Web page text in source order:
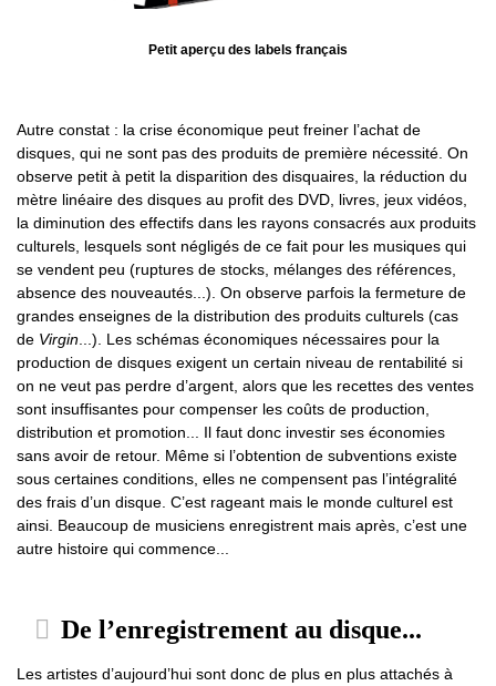
Petit aperçu des labels français
Autre constat : la crise économique peut freiner l’achat de
disques, qui ne sont pas des produits de première nécessité. On
observe petit à petit la disparition des disquaires, la réduction du
mètre linéaire des disques au profit des DVD, livres, jeux vidéos,
la diminution des effectifs dans les rayons consacrés aux produits
culturels, lesquels sont négligés de ce fait pour les musiques qui
se vendent peu (ruptures de stocks, mélanges des références,
absence des nouveautés...). On observe parfois la fermeture de
grandes enseignes de la distribution des produits culturels (cas
de Virgin ...). Les schémas économiques nécessaires pour la
production de disques exigent un certain niveau de rentabilité si
on ne veut pas perdre d’argent, alors que les recettes des ventes
sont insuffisantes pour compenser les coûts de production,
distribution et promotion... Il faut donc investir ses économies
sans avoir de retour. Même si l’obtention de subventions existe
sous certaines conditions, elles ne compensent pas l’intégralité
des frais d’un disque. C’est rageant mais le monde culturel est
ainsi. Beaucoup de musiciens enregistrent mais après, c’est une
autre histoire qui commence...
De l’enregistrement au disque...
Les artistes d’aujourd’hui sont donc de plus en plus attachés à